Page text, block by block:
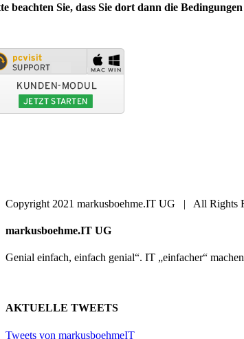
beachten Sie, dass Sie dort dann die
Copyright 2021 markusboehme.IT UG | All Rights
Close
Bar
markusboehme.IT UG
Genial einfach, einfach genial“. IT „einfacher“
AKTUELLE TWEETS
Tweets von markusboehmeIT